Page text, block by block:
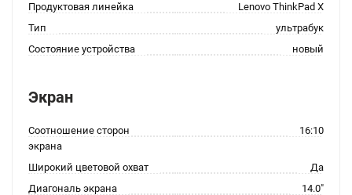
Продуктовая линейка
Lenovo ThinkPad X
Тип
ультрабук
Состояние устройства
новый
Экран
Соотношение сторон
экрана
16:10
Широкий цветовой охват
Да
Диагональ экрана
14.0"